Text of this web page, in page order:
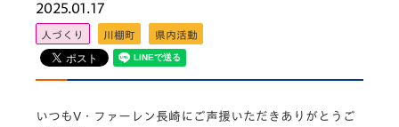
2025.01.17
人づくり 川棚町 県内活動
いつもV・ファーレン長崎にご声援いただきありがとうご